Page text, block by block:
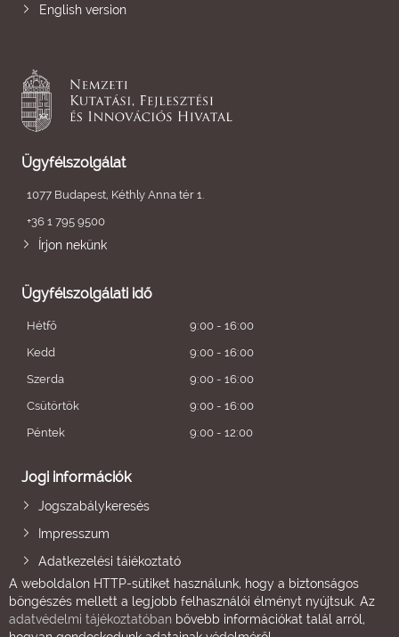
English version
Ügyfélszolgálat
1077 Budapest, Kéthly Anna tér 1.
+36 1 795 9500
Írjon nekünk
Ügyfélszolgálati idő
Hétfő
9:00 - 16:00
Kedd
9:00 - 16:00
Szerda
9:00 - 16:00
Csütörtök
9:00 - 16:00
Péntek
9:00 - 12:00
Jogi információk
Jogszabálykeresés
Impresszum
Adatkezelési tájékoztató
A weboldalon HTTP-sütiket használunk, hogy a biztonságos
böngészés mellett a legjobb felhasználói élményt nyújtsuk. Az
adatvédelmi tájékoztatóban bővebb információkat talál arról,